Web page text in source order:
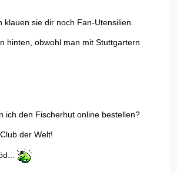
klauen sie dir noch Fan-Utensilien.
hinten, obwohl man mit Stuttgartern
ich den Fischerhut online bestellen?
der Welt!